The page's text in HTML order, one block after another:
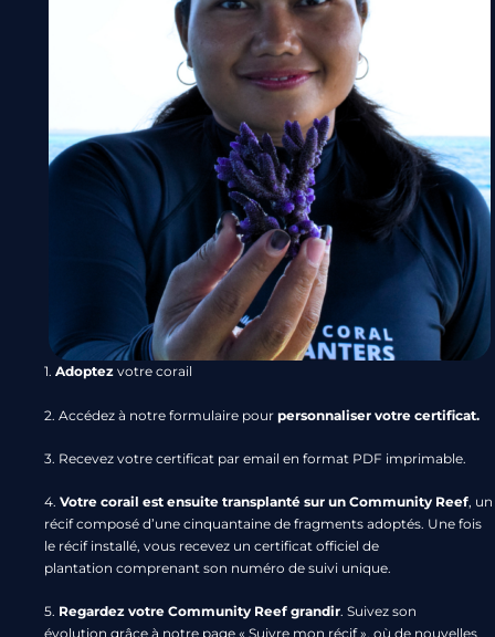
1. Adoptez votre corail
2. Accédez à notre formulaire pour personnaliser votre certificat.
3. Recevez votre certificat par email en format PDF imprimable.
4. Votre corail est ensuite transplanté sur un Community Reef, un
récif composé d’une cinquantaine de fragments adoptés. Une fois
le récif installé, vous recevez un certificat officiel de
plantation comprenant son numéro de suivi unique.
5. Regardez votre Community Reef grandir. Suivez son
évolution grâce à notre page « Suivre mon récif », où de nouvelles